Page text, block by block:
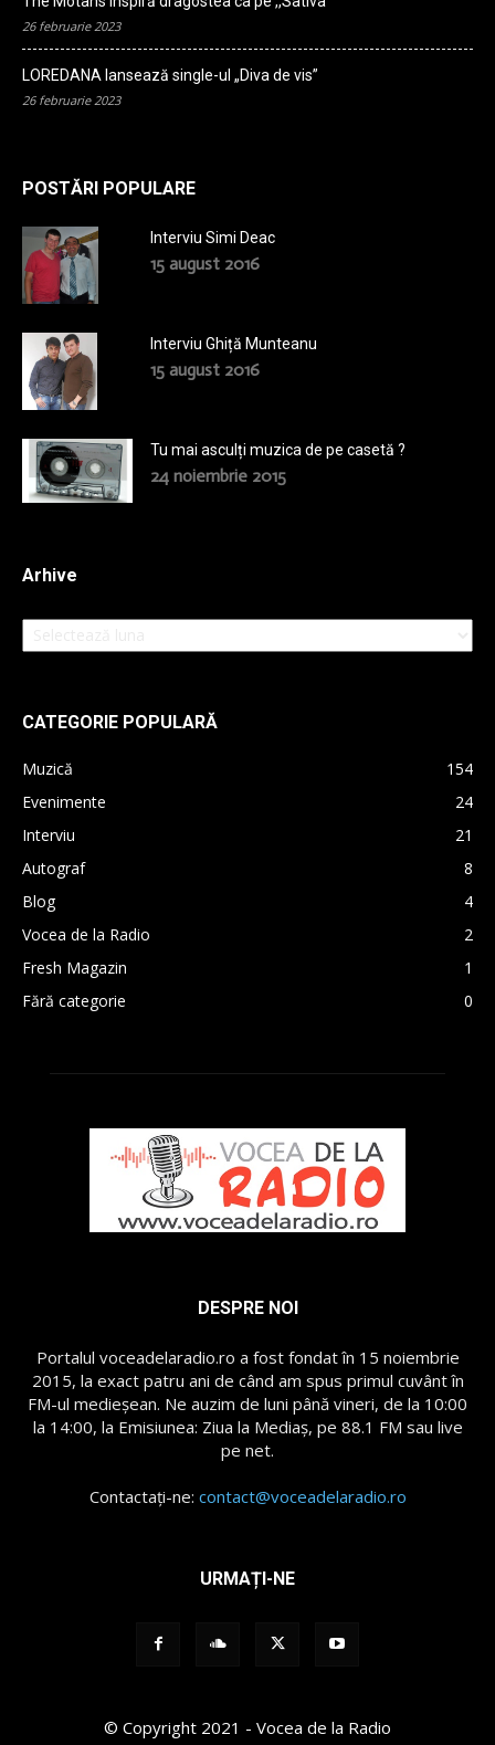
26 februarie 2023
LOREDANA lansează single-ul „Diva de vis”
26 februarie 2023
POSTĂRI POPULARE
Interviu Simi Deac
15 august 2016
Interviu Ghiță Munteanu
15 august 2016
Tu mai asculți muzica de pe casetă ?
24 noiembrie 2015
Arhive
Arhive
CATEGORIE POPULARĂ
Muzică
154
Evenimente
24
Interviu
21
Autograf
8
Blog
4
Vocea de la Radio
2
Fresh Magazin
1
Fără categorie
0
DESPRE NOI
Portalul voceadelaradio.ro a fost fondat în 15 noiembrie
2015, la exact patru ani de când am spus primul cuvânt în
FM-ul medieșean. Ne auzim de luni până vineri, de la 10:00
la 14:00, la Emisiunea: Ziua la Mediaș, pe 88.1 FM sau live
pe net.
Contactați-ne: contact@voceadelaradio.ro
URMAȚI-NE
© Copyright 2021 - Vocea de la Radio